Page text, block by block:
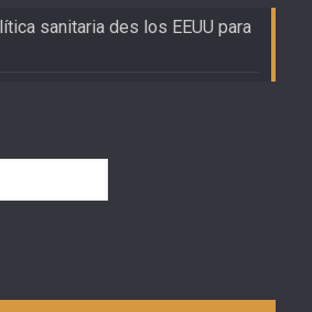
sanitaria des los EEUU para